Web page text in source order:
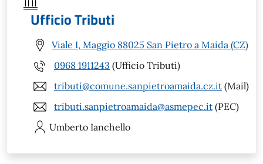
Ufficio Tributi
Viale I, Maggio 88025 San Pietro a Maida (CZ)
0968 1911243 (Ufficio Tributi)
tributi@comune.sanpietroamaida.cz.it (Mail)
tributi.sanpietroamaida@asmepec.it (PEC)
Umberto Ianchello